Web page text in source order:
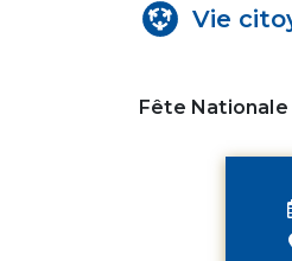
Vie
Fête Nationale